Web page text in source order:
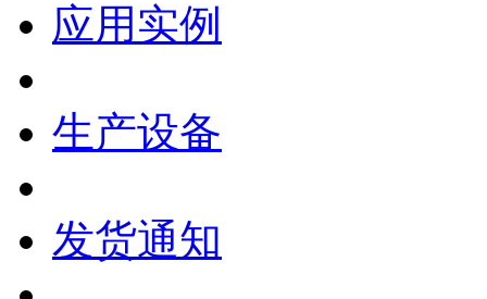
应用实例
生产设备
发货通知